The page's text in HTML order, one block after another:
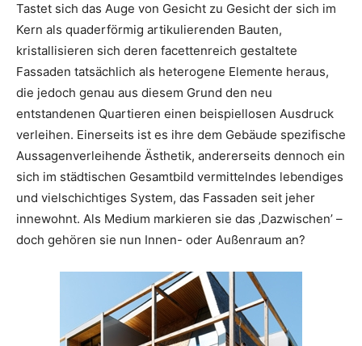
Tastet sich das Auge von Gesicht zu Gesicht der sich im
Kern als quaderförmig artikulierenden Bauten,
kristallisieren sich deren facettenreich gestaltete
Fassaden tatsächlich als heterogene Elemente heraus,
die jedoch genau aus diesem Grund den neu
entstandenen Quartieren einen beispiellosen Ausdruck
verleihen. Einerseits ist es ihre dem Gebäude spezifische
Aussagenverleihende Ästhetik, andererseits dennoch ein
sich im städtischen Gesamtbild vermittelndes lebendiges
und vielschichtiges System, das Fassaden seit jeher
innewohnt. Als Medium markieren sie das ‚Dazwischen’ –
doch gehören sie nun Innen- oder Außenraum an?